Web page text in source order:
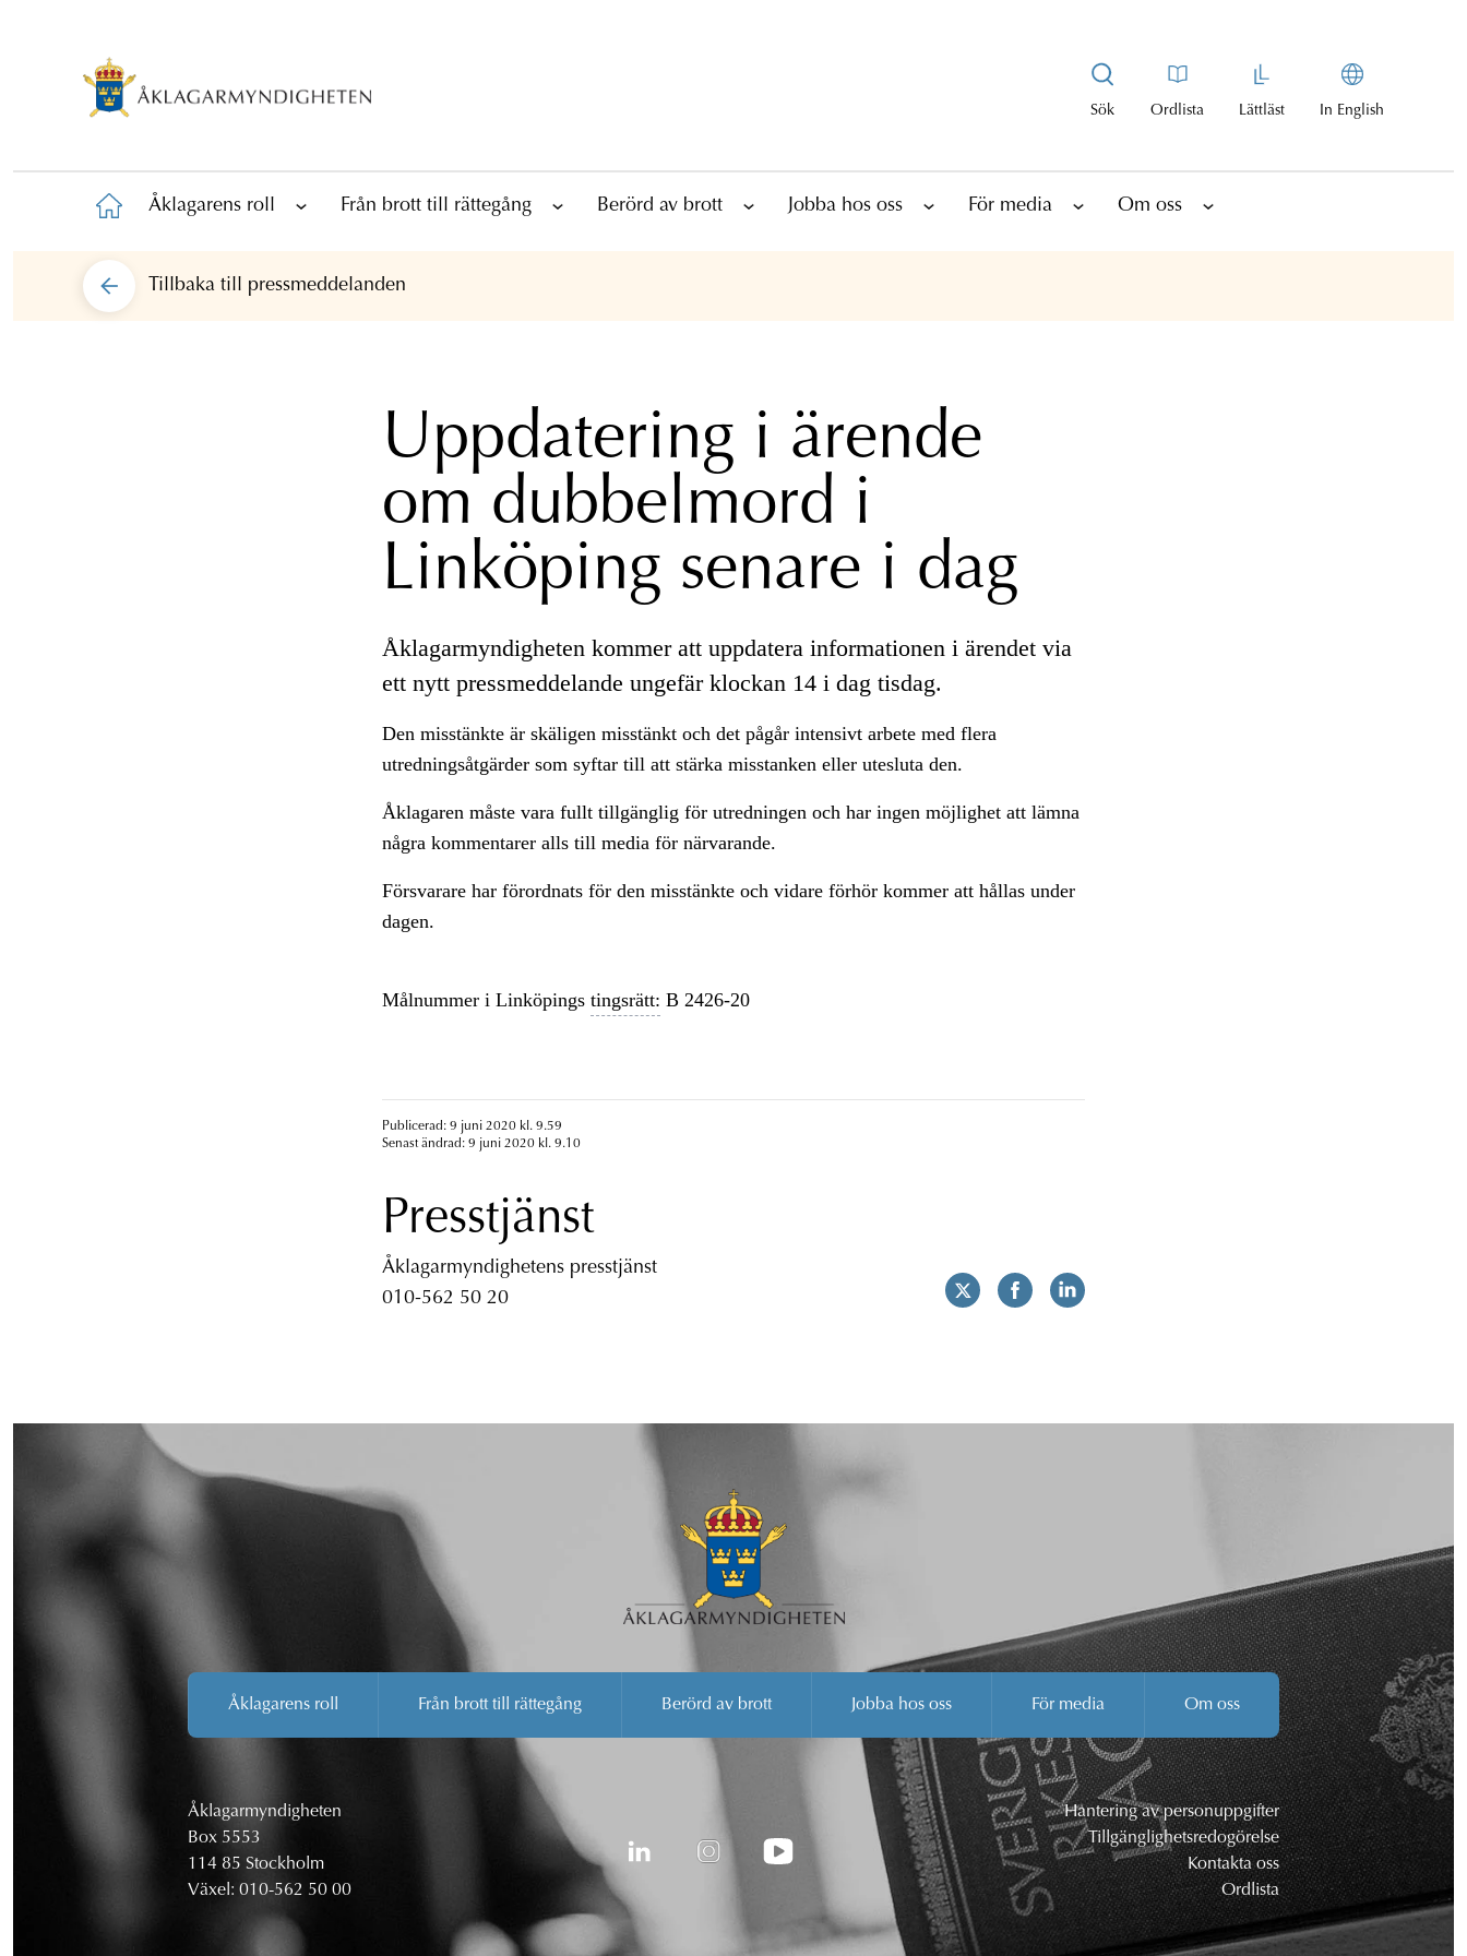
Sök Ordlista Lättläst In English
Åklagarens roll Från brott till rättegång Berörd av brott Jobba hos oss För media Om oss
Tillbaka till pressmeddelanden
Uppdatering i ärende
om dubbelmord i
Linköping senare i dag
Åklagarmyndigheten kommer att uppdatera informationen i ärendet via
ett nytt pressmeddelande ungefär klockan 14 i dag tisdag.
Den misstänkte är skäligen misstänkt och det pågår intensivt arbete med flera
utredningsåtgärder som syftar till att stärka misstanken eller utesluta den.
Åklagaren måste vara fullt tillgänglig för utredningen och har ingen möjlighet att lämna
några kommentarer alls till media för närvarande.
Försvarare har förordnats för den misstänkte och vidare förhör kommer att hållas under
dagen.
Målnummer i Linköpings tingsrätt: B 2426-20
Publicerad: 9 juni 2020 kl. 9.59
Senast ändrad: 9 juni 2020 kl. 9.10
Presstjänst
Åklagarmyndighetens presstjänst
010-562 50 20
Åklagarens roll Från brott till rättegång Berörd av brott Jobba hos oss För media Om oss
Åklagarmyndigheten
Box 5553
114 85 Stockholm
Växel: 010-562 50 00
Hantering av personuppgifter
Tillgänglighetsredogörelse
Kontakta oss
Ordlista